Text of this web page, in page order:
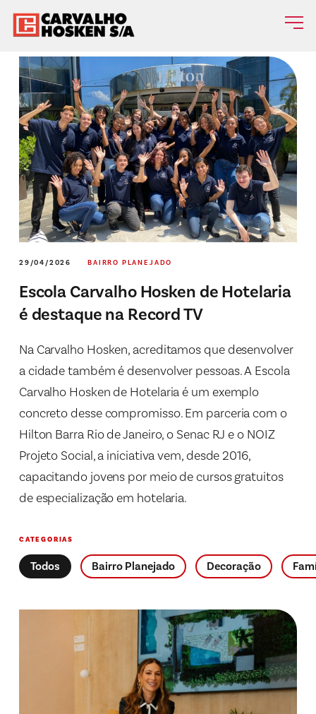
29/04/2026 BAIRRO PLANEJADO
Escola Carvalho Hosken de Hotelaria
é destaque na Record TV
Na Carvalho Hosken, acreditamos que desenvolver
a cidade também é desenvolver pessoas. A Escola
Carvalho Hosken de Hotelaria é um exemplo
concreto desse compromisso. Em parceria com o
Hilton Barra Rio de Janeiro, o Senac RJ e o NOIZ
Projeto Social, a iniciativa vem, desde 2016,
capacitando jovens por meio de cursos gratuitos
de especialização em hotelaria.
CATEGORIAS
Todos Bairro Planejado Decoração